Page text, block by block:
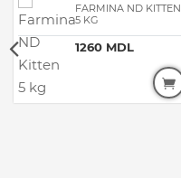
FARMINA ND KITTEN
5 KG
1260 MDL